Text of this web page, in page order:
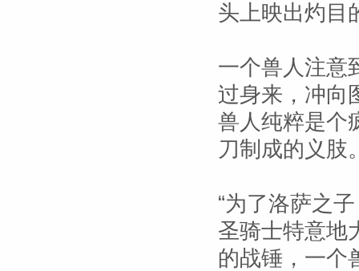
头上映出灼目
一个兽人注意
过身来，冲向
兽人纯粹是个
刀制成的义肢
“为了洛萨之
圣骑士特意地
的战锤，一个